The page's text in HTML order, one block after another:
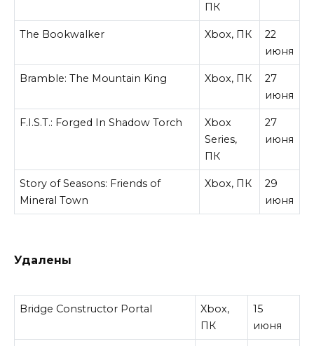
ПК
The Bookwalker Xbox, ПК
22
июня
Bramble: The Mountain King Xbox, ПК
27
июня
F.I.S.T.: Forged In Shadow Torch
Xbox
Series,
ПК
27
июня
Story of Seasons: Friends of
Mineral Town
Xbox, ПК
29
июня
Удалены
Bridge Constructor Portal
Xbox,
ПК
15
июня